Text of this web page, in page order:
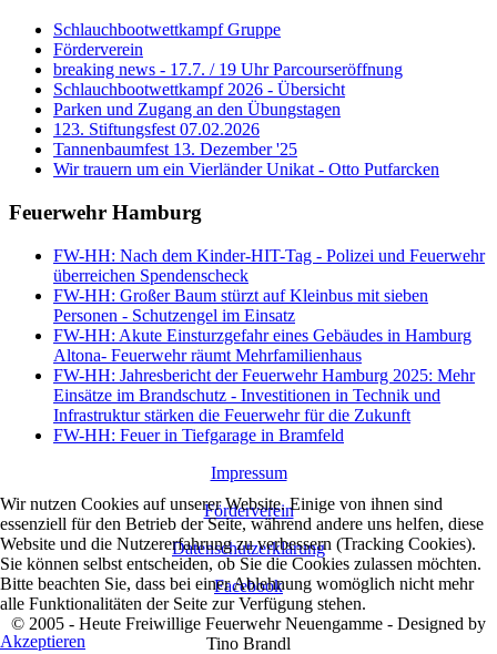
Schlauchbootwettkampf Gruppe
Förderverein
breaking news - 17.7. / 19 Uhr Parcourseröffnung
Schlauchbootwettkampf 2026 - Übersicht
Parken und Zugang an den Übungstagen
123. Stiftungsfest 07.02.2026
Tannenbaumfest 13. Dezember '25
Wir trauern um ein Vierländer Unikat - Otto Putfarcken
Feuerwehr Hamburg
FW-HH: Nach dem Kinder-HIT-Tag - Polizei und Feuerwehr
überreichen Spendenscheck
FW-HH: Großer Baum stürzt auf Kleinbus mit sieben
Personen - Schutzengel im Einsatz
FW-HH: Akute Einsturzgefahr eines Gebäudes in Hamburg
Altona- Feuerwehr räumt Mehrfamilienhaus
FW-HH: Jahresbericht der Feuerwehr Hamburg 2025: Mehr
Einsätze im Brandschutz - Investitionen in Technik und
Infrastruktur stärken die Feuerwehr für die Zukunft
FW-HH: Feuer in Tiefgarage in Bramfeld
Impressum
Förderverein
Datenschutzerklärung
Facebook
© 2005 - Heute Freiwillige Feuerwehr Neuengamme - Designed by
Tino Brandl
Wir nutzen Cookies auf unserer Website. Einige von ihnen sind
essenziell für den Betrieb der Seite, während andere uns helfen, diese
Website und die Nutzererfahrung zu verbessern (Tracking Cookies).
Sie können selbst entscheiden, ob Sie die Cookies zulassen möchten.
Bitte beachten Sie, dass bei einer Ablehnung womöglich nicht mehr
alle Funktionalitäten der Seite zur Verfügung stehen.
Akzeptieren